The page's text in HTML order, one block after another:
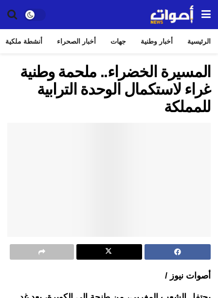
الرئيسية أخبار وطنية جهات أخبار الصحراء أنشطة ملكية
المسيرة الخضراء.. ملحمة وطنية
غراء لاستكمال الوحدة الترابية
للمملكة
أصوات نيوز /